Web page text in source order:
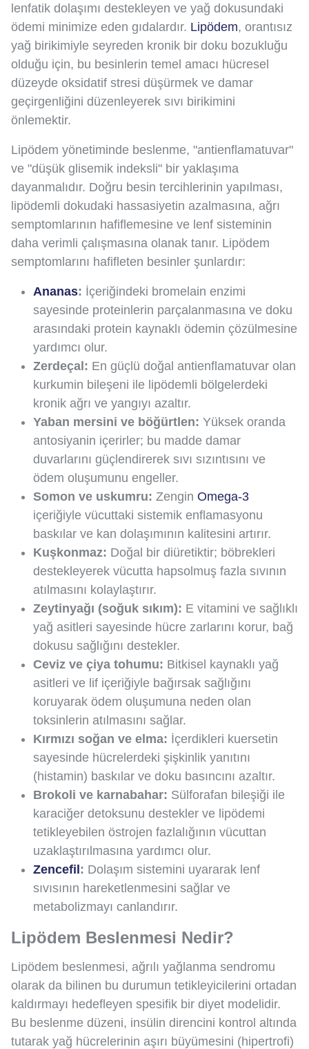
lenfatik dolaşımı destekleyen ve yağ dokusundaki
ödemi minimize eden gıdalardır. Lipödem, orantısız
yağ birikimiyle seyreden kronik bir doku bozukluğu
olduğu için, bu besinlerin temel amacı hücresel
düzeyde oksidatif stresi düşürmek ve damar
geçirgenliğini düzenleyerek sıvı birikimini
önlemektir.
Lipödem yönetiminde beslenme, "antienflamatuvar"
ve "düşük glisemik indeksli" bir yaklaşıma
dayanmalıdır. Doğru besin tercihlerinin yapılması,
lipödemli dokudaki hassasiyetin azalmasına, ağrı
semptomlarının hafiflemesine ve lenf sisteminin
daha verimli çalışmasına olanak tanır. Lipödem
semptomlarını hafifleten besinler şunlardır:
Ananas: İçeriğindeki bromelain enzimi
sayesinde proteinlerin parçalanmasına ve doku
arasındaki protein kaynaklı ödemin çözülmesine
yardımcı olur.
Zerdeçal: En güçlü doğal antienflamatuvar olan
kurkumin bileşeni ile lipödemli bölgelerdeki
kronik ağrı ve yangıyı azaltır.
Yaban mersini ve böğürtlen: Yüksek oranda
antosiyanin içerirler; bu madde damar
duvarlarını güçlendirerek sıvı sızıntısını ve
ödem oluşumunu engeller.
Somon ve uskumru: Zengin Omega-3
içeriğiyle vücuttaki sistemik enflamasyonu
baskılar ve kan dolaşımının kalitesini artırır.
Kuşkonmaz: Doğal bir diüretiktir; böbrekleri
destekleyerek vücutta hapsolmuş fazla sıvının
atılmasını kolaylaştırır.
Zeytinyağı (soğuk sıkım): E vitamini ve sağlıklı
yağ asitleri sayesinde hücre zarlarını korur, bağ
dokusu sağlığını destekler.
Ceviz ve çiya tohumu: Bitkisel kaynaklı yağ
asitleri ve lif içeriğiyle bağırsak sağlığını
koruyarak ödem oluşumuna neden olan
toksinlerin atılmasını sağlar.
Kırmızı soğan ve elma: İçerdikleri kuersetin
sayesinde hücrelerdeki şişkinlik yanıtını
(histamin) baskılar ve doku basıncını azaltır.
Brokoli ve karnabahar: Sülforafan bileşiği ile
karaciğer detoksunu destekler ve lipödemi
tetikleyebilen östrojen fazlalığının vücuttan
uzaklaştırılmasına yardımcı olur.
Zencefil: Dolaşım sistemini uyararak lenf
sıvısının hareketlenmesini sağlar ve
metabolizmayı canlandırır.
Lipödem Beslenmesi Nedir?
Lipödem beslenmesi, ağrılı yağlanma sendromu
olarak da bilinen bu durumun tetikleyicilerini ortadan
kaldırmayı hedefleyen spesifik bir diyet modelidir.
Bu beslenme düzeni, insülin direncini kontrol altında
tutarak yağ hücrelerinin aşırı büyümesini (hipertrofi)